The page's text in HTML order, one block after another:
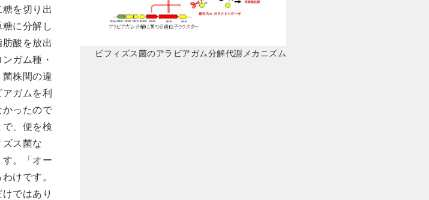
ビフィズス菌のアラビアガム分解代謝メカニズム
を切り出
に分解し
酸を放出
ガム種・
株間の違
ガムを利
かったので
、便を検
ス菌な
。「オー
けです。
ではあり